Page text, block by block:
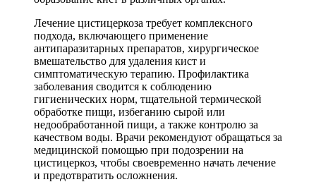
Лечение цистицеркоза требует комплексного
подхода, включающего применение
антипаразитарных препаратов, хирургическое
вмешательство для удаления кист и
симптоматическую терапию. Профилактика
заболевания сводится к соблюдению
гигиенических норм, тщательной термической
обработке пищи, избеганию сырой или
недообработанной пищи, а также контролю за
качеством воды. Врачи рекомендуют обращаться за
медицинской помощью при подозрении на
цистицеркоз, чтобы своевременно начать лечение
и предотвратить осложнения.